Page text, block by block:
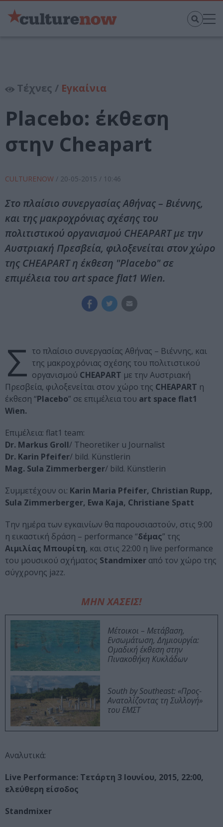
Τέχνες / Εγκαίνια
Placebo: έκθεση
στην Cheapart
CULTURENOW / 20-05-2015 / 10:46
Στο πλαίσιο συνεργασίας Αθήνας – Βιέννης,
και της μακροχρόνιας σχέσης του
πολιτιστικού οργανισμού CHEAPART με την
Αυστριακή Πρεσβεία, φιλοξενείται στον χώρο
της CHEAPART η έκθεση "Placebo" σε
επιμέλεια του art space flat1 Wien.
Σ το πλαίσιο συνεργασίας Αθήνας – Βιέννης, και
της μακροχρόνιας σχέσης του πολιτιστικού
οργανισμού CHEAPART με την Αυστριακή
Πρεσβεία, φιλοξενείται στον χώρο της CHEAPART η
έκθεση “Placebo” σε επιμέλεια του art space flat1
Wien.
Επιμέλεια: flat1 team:
Dr. Markus Groll/ Theoretiker u Journalist
Dr. Karin Pfeifer/ bild. Künstlerin
Mag. Sula Zimmerberger/ bild. Künstlerin
Συμμετέχουν οι: Karin Maria Pfeifer, Christian Rupp,
Sula Zimmerberger, Ewa Kaja, Christiane Spatt
Την ημέρα των εγκαινίων θα παρουσιαστούν, στις 9:00
η εικαστική δράση – performance “δέμας” της
Αιμιλίας Μπουρίτη, και στις 22:00 η live performance
του μουσικού σχήματος Standmixer από τον χώρο της
σύγχρονης jazz.
ΜΗΝ ΧΑΣΕΙΣ!
Μέτοικοι – Μετάβαση,
Ενσωμάτωση, Δημιουργία:
Ομαδική έκθεση στην
Πινακοθήκη Κυκλάδων
South by Southeast: «Προς-
Ανατολίζοντας τη Συλλογή»
του ΕΜΣΤ
Αναλυτικά:
Live Performance: Τετάρτη 3 Ιουνίου, 2015, 22:00,
ελεύθερη είσοδος
Standmixer